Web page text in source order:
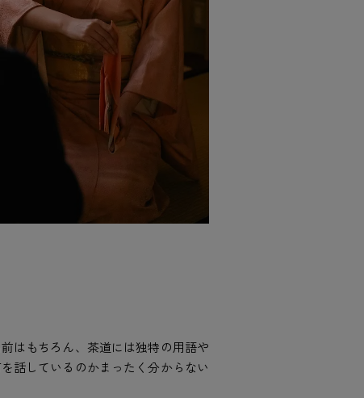
はもちろん、茶道には独特の用語や
話しているのかまったく分からない